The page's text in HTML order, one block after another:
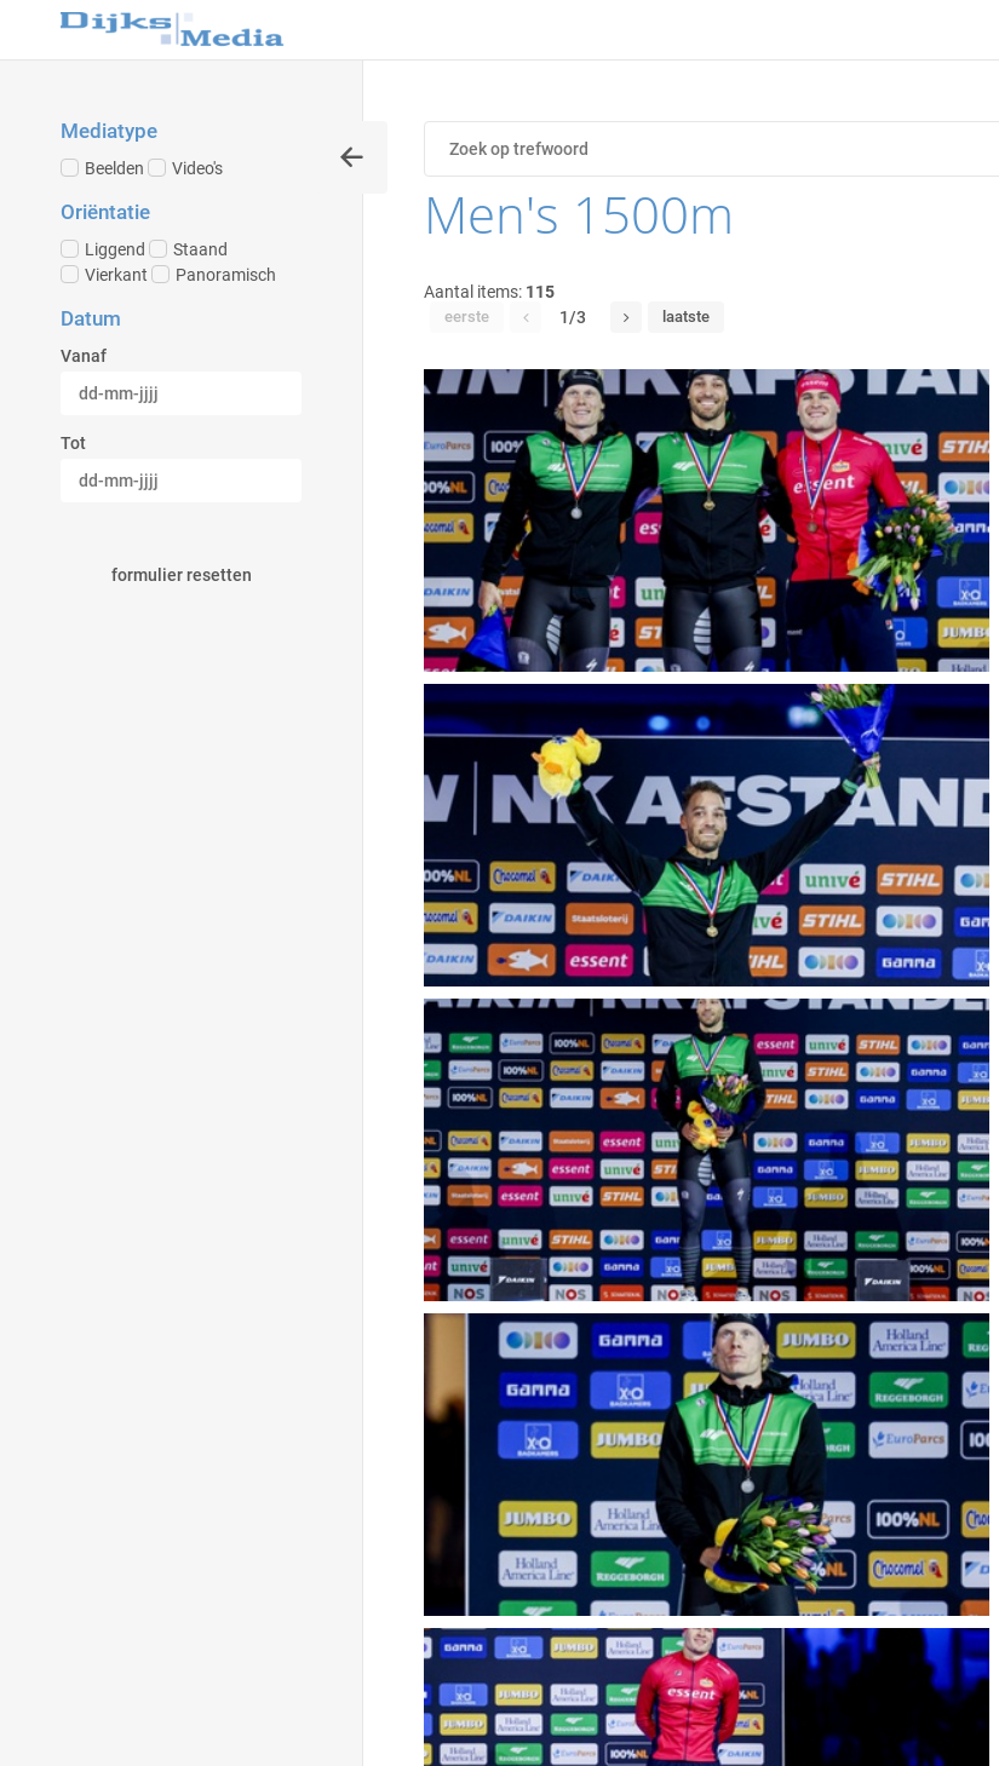
Mediatype
Beelden Video's
Oriëntatie
Liggend
Staand
Vierkant
Panoramisch
Datum
Vanaf
Tot
formulier resetten
Men's 1500m
Aantal items: 115
eerste 1/3 laatste